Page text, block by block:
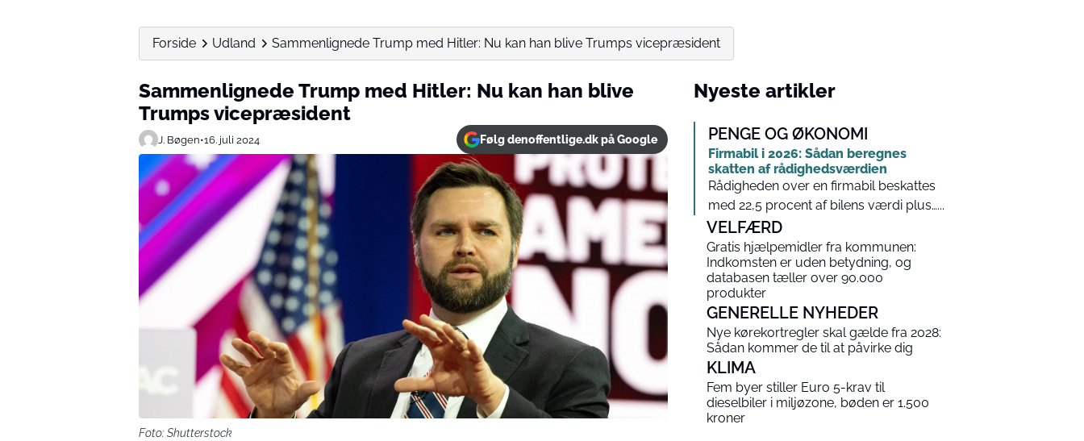
Forside Udland Sammenlignede Trump med Hitler: Nu kan han blive Trumps vicepræsident
Sammenlignede Trump med Hitler: Nu kan han blive
Trumps vicepræsident
J. Bøgen•16. juli 2024 Følg denoffentlige.dk på Google
Foto: Shutterstock
Nyeste artikler
PENGE OG ØKONOMI
Firmabil i 2026: Sådan beregnes
skatten af rådighedsværdien
Rådigheden over en firmabil beskattes
med 22,5 procent af bilens værdi plus…...
VELFÆRD
Gratis hjælpemidler fra kommunen:
Indkomsten er uden betydning, og
databasen tæller over 90.000
produkter
GENERELLE NYHEDER
Nye kørekortregler skal gælde fra 2028:
Sådan kommer de til at påvirke dig
KLIMA
Fem byer stiller Euro 5-krav til
dieselbiler i miljøzone, bøden er 1.500
kroner